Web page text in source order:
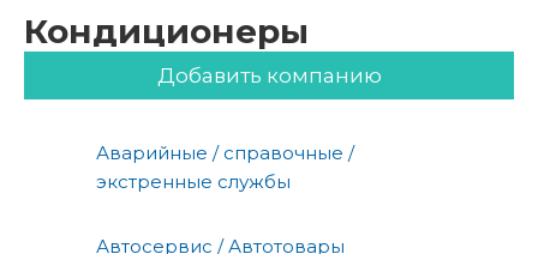
Кондиционеры
Добавить компанию
Аварийные / справочные /
экстренные службы
Автосервис / Автотовары